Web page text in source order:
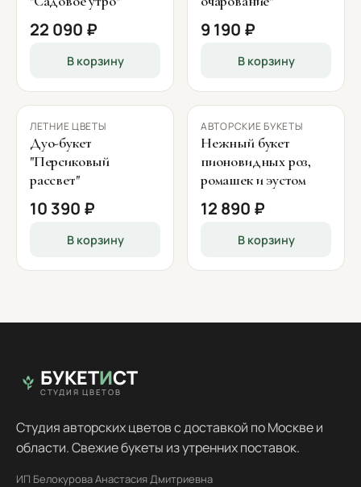
22 090 ₽
В корзину
9 190 ₽
В корзину
ЛЕТНИЕ ЦВЕТЫ
Дуо-букет
"Персиковый
рассвет"
10 390 ₽
В корзину
АВТОРСКИЕ БУКЕТЫ
Нежный букет
пионовидных роз,
ромашек и эустом
12 890 ₽
В корзину
БУКЕТИСТ
СТУДИЯ ЦВЕТОВ
Студия авторских цветов с доставкой по Москве и
области. Свежие букеты из утренних поставок.
ИП Белокурова Анастасия Дмитриевна